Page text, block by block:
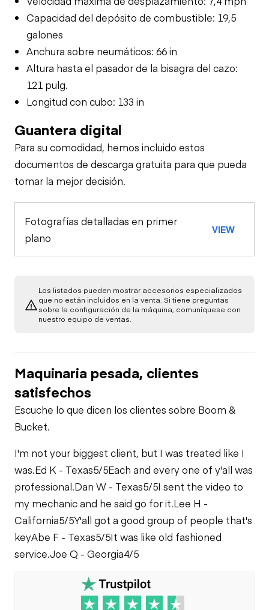
Capacidad del depósito de combustible: 19,5
galones
Anchura sobre neumáticos: 66 in
Altura hasta el pasador de la bisagra del cazo:
121 pulg.
Longitud con cubo: 133 in
Guantera digital
Para su comodidad, hemos incluido estos
documentos de descarga gratuita para que pueda
tomar la mejor decisión.
Fotografías detalladas en primer
plano
VIEW
Los listados pueden mostrar accesorios especializados
que no están incluidos en la venta. Si tiene preguntas
sobre la configuración de la máquina, comuníquese con
nuestro equipo de ventas.
Maquinaria pesada, clientes
satisfechos
Escuche lo que dicen los clientes sobre Boom &
Bucket.
I'm not your biggest client, but I was treated like I
was.Ed K - Texas5/5Each and every one of y'all was
professional.Dan W - Texas5/5I sent the video to
my mechanic and he said go for it.Lee H -
California5/5Y'all got a good group of people that's
keyAbe F - Texas5/5It was like old fashioned
service.Joe Q - Georgia4/5